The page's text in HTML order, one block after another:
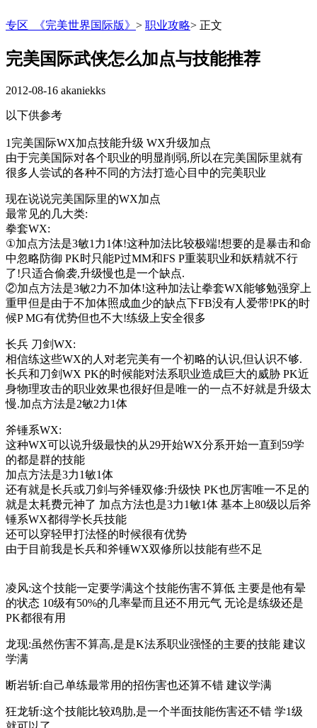
专区_《完美世界国际版》 > 职业攻略> 正文
完美国际武侠怎么加点与技能推荐
2012-08-16 akaniekks
以下供参考
1完美国际WX加点技能升级 WX升级加点
由于完美国际对各个职业的明显削弱,所以在完美国际里就有
很多人尝试的各种不同的方法打造心目中的完美职业
现在说说完美国际里的WX加点
最常见的几大类:
拳套WX:
①加点方法是3敏1力1体!这种加法比较极端!想要的是暴击和命
中忽略防御 PK时只能P过MM和FS P重装职业和妖精就不行
了!只适合偷袭,升级慢也是一个缺点.
②加点方法是3敏2力不加体!这种加法让拳套WX能够勉强穿上
重甲但是由于不加体照成血少的缺点下FB没有人爱带!PK的时
候P MG有优势但也不大!练级上安全很多
长兵 刀剑WX:
相信练这些WX的人对老完美有一个初略的认识,但认识不够.
长兵和刀剑WX PK的时候能对法系职业造成巨大的威胁 PK近
身物理攻击的职业效果也很好但是唯一的一点不好就是升级太
慢.加点方法是2敏2力1体
斧锤系WX:
这种WX可以说升级最快的从29开始WX分系开始一直到59学
的都是群的技能
加点方法是3力1敏1体
还有就是长兵或刀剑与斧锤双修:升级快 PK也厉害唯一不足的
就是太耗费元神了 加点方法也是3力1敏1体 基本上80级以后斧
锤系WX都得学长兵技能
还可以穿轻甲打法怪的时候很有优势
由于目前我是长兵和斧锤WX双修所以技能有些不足
凌风:这个技能一定要学满这个技能伤害不算低 主要是他有晕
的状态 10级有50%的几率晕而且还不用元气 无论是练级还是
PK都很有用
龙现:虽然伤害不算高,是是K法系职业强怪的主要的技能 建议
学满
断岩斩:自己单练最常用的招伤害也还算不错 建议学满
狂龙斩:这个技能比较鸡肋,是一个半面技能伤害还不错 学1级